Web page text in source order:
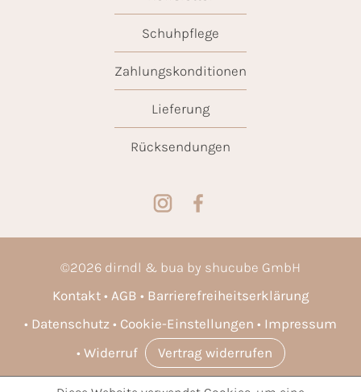
Schuhpflege
Zahlungskonditionen
Lieferung
Rücksendungen
©2026 dirndl & bua by shucube GmbH
Kontakt
AGB
Barrierefreiheitserklärung
Datenschutz
Cookie-Einstellungen
Impressum
Widerruf
Vertrag widerrufen